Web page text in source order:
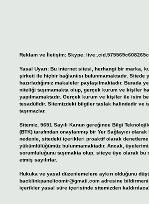
Reklam ve İletişim: Skype:
Yasal Uyarı: Bu internet sitesi, herhangi bir marka,
şirketi ile hiçbir bağlantısı bulunmamaktadır. Sitede
hazırladığımız makaleler paylaşılmaktadır. Burada
niteliği taşımamakta olup, gerçek kurum ve kişiler
yapılmamaktadır. Gerçek kurum ve kişiler ile isim
tesadüfidir. Sitemizdeki bilgiler taslak halindedir ve
taşımazlar.
Sitemiz, 5651 Sayılı Kanun gereğince Bilgi
(BTK) tarafından onaylanmış bir Yer Sağlayıcı
nedenle, sitedeki içerikleri proaktif olarak denetleme
yükümlülüğümüz bulunmamaktadır. Ancak,
sorumluluğunu taşımakta olup, siteye üye olarak bu
etmiş sayılırlar.
Hukuka ve yasal düzenlemelere aykırı olduğunu
backlinkpanelicomtr@gmail.comadresine
içerikler yasal süre içerisinde sitemizden